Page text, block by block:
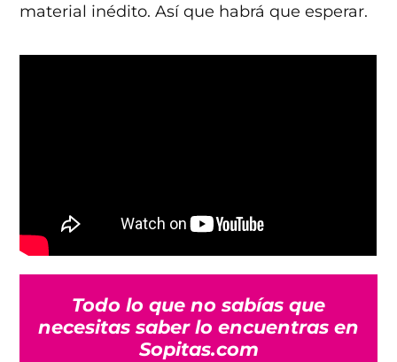
material inédito. Así que habrá que esperar.
Todo lo que no sabías que
necesitas saber lo encuentras en
Sopitas.com